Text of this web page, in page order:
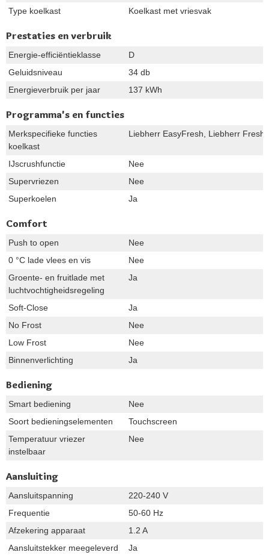
Type koelkast
Koelkast met vriesvak
Prestaties en verbruik
Energie-efficiëntieklasse
D
Geluidsniveau
34 db
Energieverbruik per jaar
137 kWh
Programma's en functies
Merkspecifieke functies
koelkast
Liebherr EasyFresh, Liebherr
IJscrushfunctie
Nee
Supervriezen
Nee
Superkoelen
Ja
Comfort
Push to open
Nee
0 °C lade vlees en vis
Nee
Groente- en fruitlade met
luchtvochtigheidsregeling
Ja
Soft-Close
Ja
No Frost
Nee
Low Frost
Nee
Binnenverlichting
Ja
Bediening
Smart bediening
Nee
Soort bedieningselementen
Touchscreen
Temperatuur vriezer
instelbaar
Nee
Aansluiting
Aansluitspanning
220-240 V
Frequentie
50-60 Hz
Afzekering apparaat
1.2 A
Aansluitstekker meegeleverd
Ja